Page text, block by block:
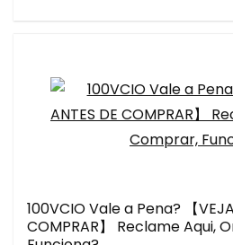
100VCIO Vale a Pena? 【
COMPRAR】 Reclame Aqui,